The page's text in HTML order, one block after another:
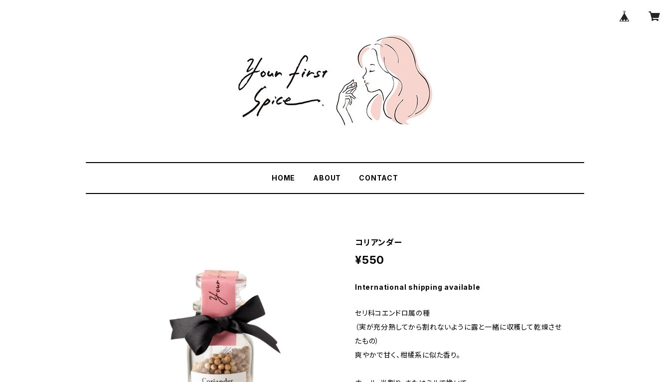
HOME ABOUT CONTACT
コリアンダー
¥550
International shipping available
セリ科コエンドロ属の種
（実が充分熟してから割れないように露と一緒に収穫して乾燥させ
たもの）
爽やかで甘く、柑橘系に似た香り。